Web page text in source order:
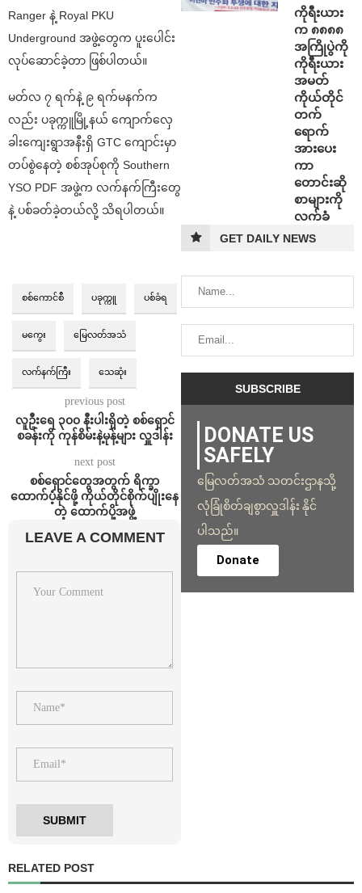
Ranger နဲ့ Royal PKU
Underground အဖွဲ့တွေက ပူးပေါင်း
လုပ်ဆောင်ခဲ့တာ ဖြစ်ပါတယ်။
မတ်လ ၇ ရက်နဲ့ ၉ ရက်မနက်က
လည်း ပခုက္ကူမြို့နယ် ကျောက်လှေ
ခါးကျေးရွာအနီးရှိ GTC ကျောင်းမှာ
တပ်စွဲနေတဲ့ စစ်အုပ်စုကို Southern
YSO PDF အဖွဲ့က လက်နက်ကြီးတွေ
နဲ့ ပစ်ခတ်ခဲ့တယ်လို့ သိရပါတယ်။
စစ်ကောင်စီ ပခုက္ကူ ပစ်ခံရ
မကွေး မြေလတ်အသံ
လက်နက်ကြီး သေဆုံး
previous post
လူဦးရေ ၃၀၀ နီးပါးရှိတဲ့ စစ်ရှောင်
စခန်းကို ကုန်စိမ်းနဲ့မုန့်များ လှူဒါန်း
next post
စစ်ရှောင်တွေအတွက် ရိက္ခာ
ထောက်ပံ့နိုင်ဖို့ ကိုယ်တိုင်စိုက်ပျိုးနေ
တဲ့ ထောက်ပို့အဖွဲ့
LEAVE A COMMENT
ကိုရီးယား
က ၈၈၈၈
အကြိုပွဲကို
ကိုရီးယား
အမတ်
ကိုယ်တိုင်
တက်
ရောက်
အားပေး
ကာ
တောင်းဆို
စာများကို
လက်ခံ
GET DAILY NEWS
DONATE US
SAFELY
မြေလတ်အသံ သတင်းဌာနသို့
လုံခြုံစိတ်ချစွာလှူဒါန်း နိုင်
ပါသည်။
Donate
RELATED POST